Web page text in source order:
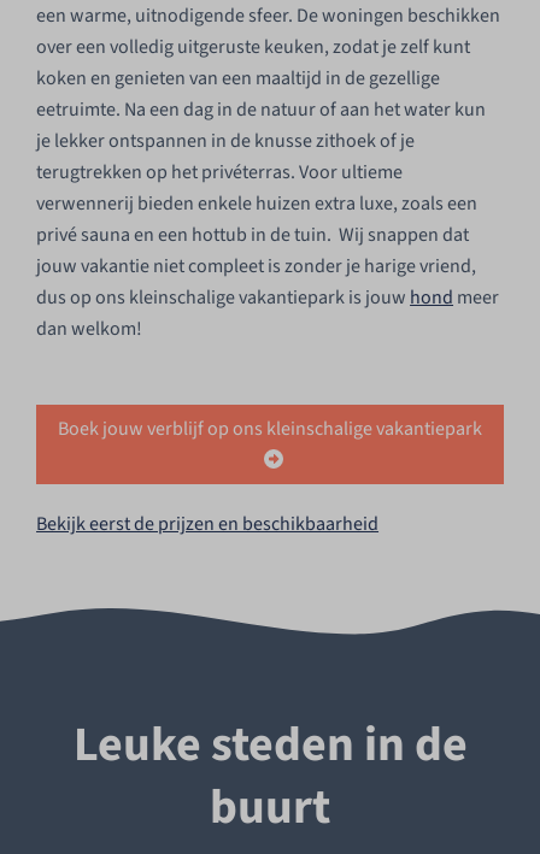
een warme, uitnodigende sfeer. De woningen beschikken
over een volledig uitgeruste keuken, zodat je zelf kunt
koken en genieten van een maaltijd in de gezellige
eetruimte. Na een dag in de natuur of aan het water kun
je lekker ontspannen in de knusse zithoek of je
terugtrekken op het privéterras. Voor ultieme
verwennerij bieden enkele huizen extra luxe, zoals een
privé sauna en een hottub in de tuin. Wij snappen dat
jouw vakantie niet compleet is zonder je harige vriend,
dus op ons kleinschalige vakantiepark is jouwhondmeer
dan welkom!
Boek jouw verblijf op ons kleinschalige vakantiepark
Bekijk eerst de prijzen en beschikbaarheid
Leuke steden in de
buurt